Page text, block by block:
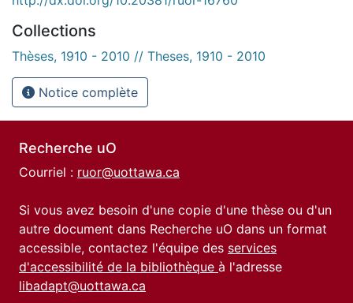
Collections
Thèses, 1910 - 2010 // Theses, 1910 - 2010
Notice complète
Recherche uO
Courriel : ruor@uottawa.ca
Si vous avez besoin d'une copie d'une thèse ou d'un
autre document dans Recherche uO dans un format
accessible, contactez l'équipe des services
d'accessibilité de la bibliothèque à l'adresse
libadapt@uottawa.ca